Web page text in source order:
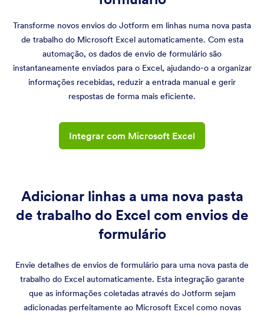
Transforme novos envios do Jotform em linhas numa nova pasta
de trabalho do Microsoft Excel automaticamente. Com esta
automação, os dados de envio de formulário são
instantaneamente enviados para o Excel, ajudando-o a organizar
informações recebidas, reduzir a entrada manual e gerir
respostas de forma mais eficiente.
Integrar com Microsoft Excel
Adicionar linhas a uma nova pasta
de trabalho do Excel com envios de
formulário
Envie detalhes de envios de formulário para uma nova pasta de
trabalho do Excel automaticamente. Esta integração garante
que as informações coletadas através do Jotform sejam
adicionadas perfeitamente ao Microsoft Excel como novas